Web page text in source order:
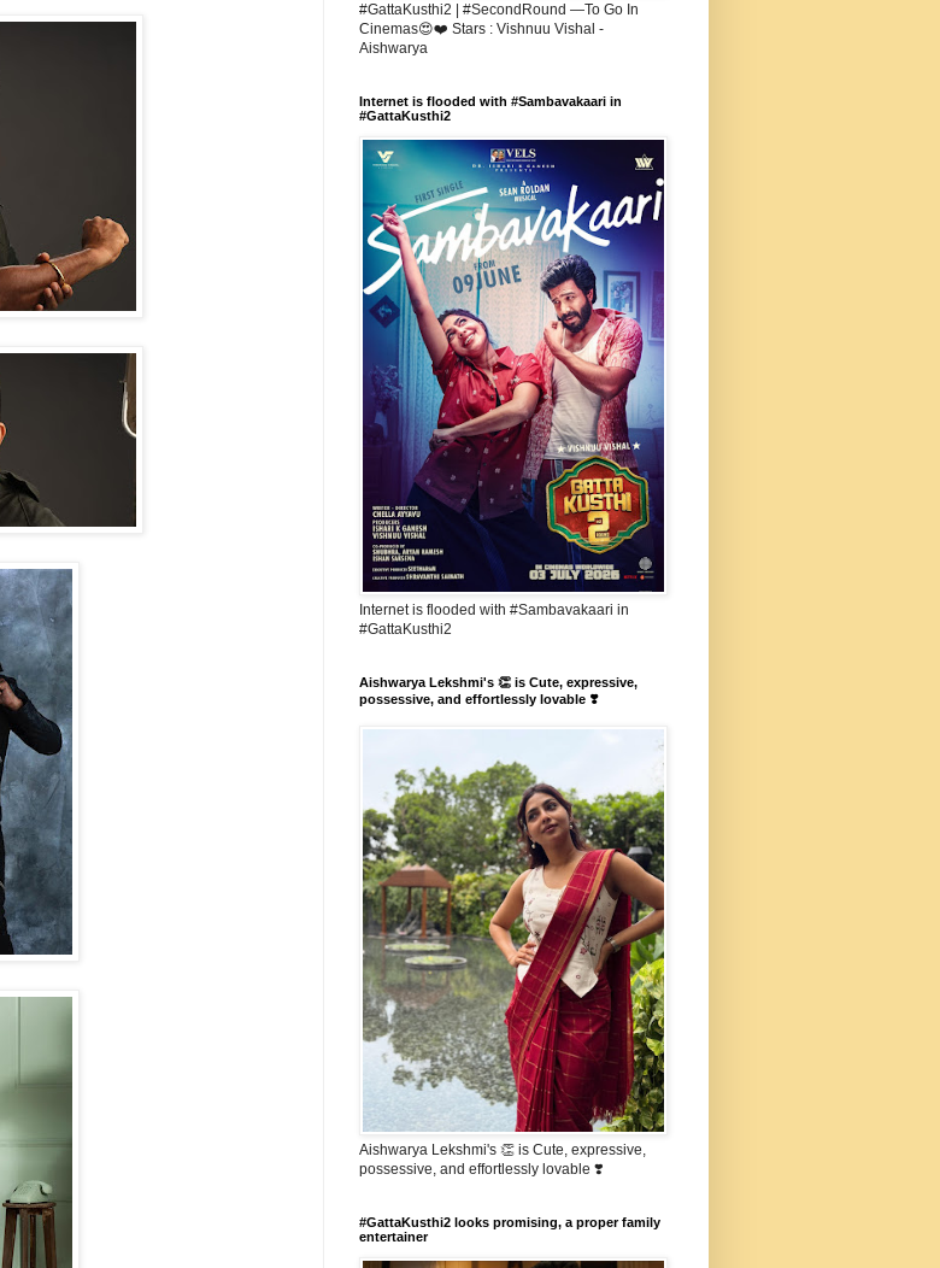
#GattaKusthi2 | #SecondRound —To Go In
Cinemas😍❤️ Stars : Vishnuu Vishal -
Aishwarya
Internet is flooded with #Sambavakaari in
#GattaKusthi2
Internet is flooded with #Sambavakaari in
#GattaKusthi2
Aishwarya Lekshmi's 👏 is Cute, expressive,
possessive, and effortlessly lovable ❣️
Aishwarya Lekshmi's 👏 is Cute, expressive,
possessive, and effortlessly lovable ❣️
#GattaKusthi2 looks promising, a proper family
entertainer